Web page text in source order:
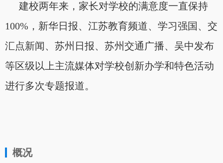
建校两年来，家长对学校的满意度一直保持
100%，新华日报、江苏教育频道、学习强国、交
汇点新闻、苏州日报、苏州交通广播、吴中发布
等区级以上主流媒体对学校创新办学和特色活动
进行多次专题报道。
概况